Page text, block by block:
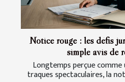
Notice rouge : les défis
simple avis de
Longtemps perçue
traques spectaculaires, la